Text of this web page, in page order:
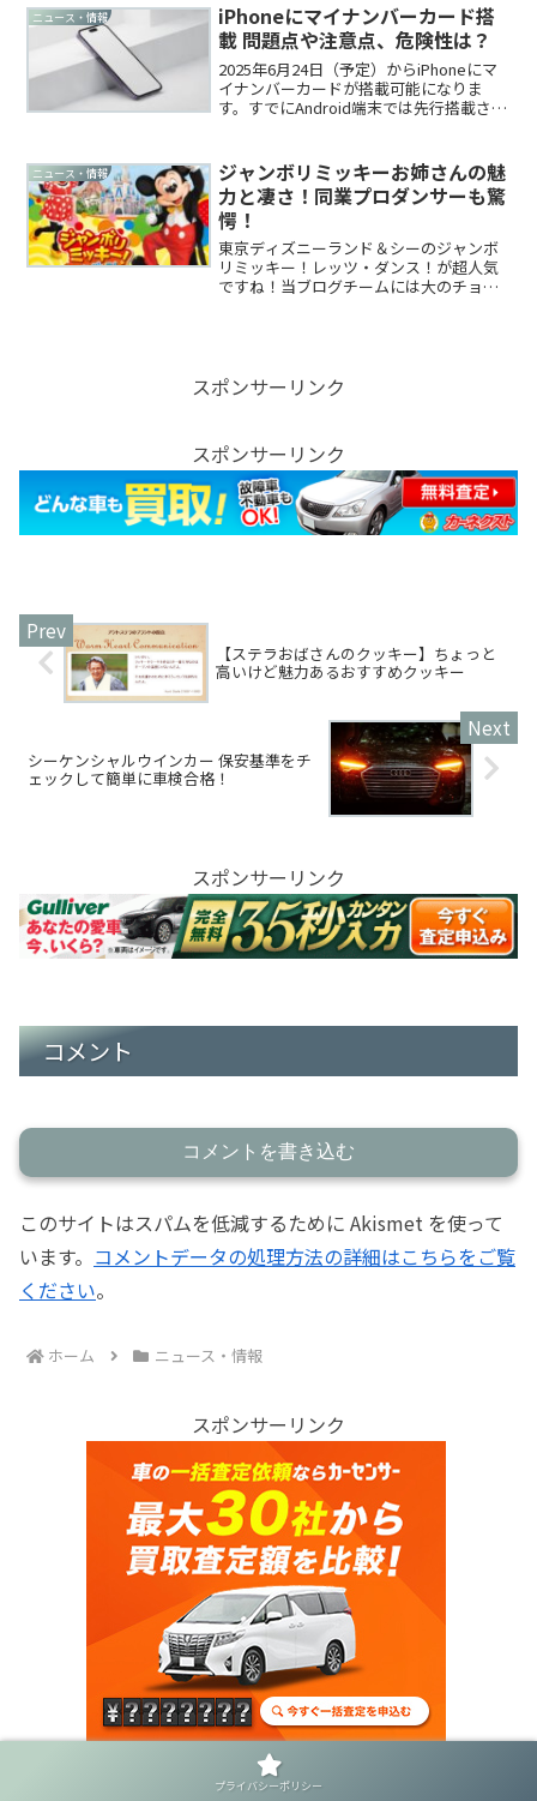
ニュース・情報
iPhoneにマイナンバーカード搭
載 問題点や注意点、危険性は？
2025年6月24日（予定）からiPhoneにマ
イナンバーカードが搭載可能になりま
す。すでにAndroid端末では先行搭載され
注意点や危険性はどうなんでしょうか？
そ...
ニュース・情報
ジャンボリミッキーお姉さんの魅
力と凄さ！同業プロダンサーも驚
愕！
東京ディズニーランド＆シーのジャンボ
リミッキー！レッツ・ダンス！が超人気
ですね！当ブログチームには大のチョコ
スポンサーリンク
スポンサーリンク
【ステラおばさんのクッキー】ちょっと
高いけど魅力あるおすすめクッキー
シーケンシャルウインカー 保安基準をチ
ェックして簡単に車検合格！
スポンサーリンク
コメント
コメントを書き込む
このサイトはスパムを低減するために Akismet を使って
います。 コメントデータの処理方法の詳細はこちらをご覧
ください。
ホーム ニュース・情報
スポンサーリンク
プライバシーポリシー